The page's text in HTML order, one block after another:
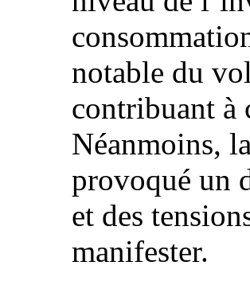
notable du
contribuant à
Néanmoins,
provoqué un
et des
manifester.